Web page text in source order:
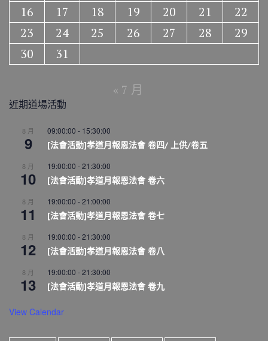
16
17 18 19 20 21
22
23
24 25 26 27 28
29
30
31
« 7 月
近期道場活動
8 月
9
09:00:00 - 15:30:00
[法會活動]孝道月報恩法會 卷四/ 上供/卷五
8 月
10
19:00:00 -21:30:00
[法會活動]孝道月報恩法會 卷六
8 月
11
19:00:00 -21:00:00
[法會活動]孝道月報恩法會 卷七
8 月
12
19:00:00 -21:30:00
[法會活動]孝道月報恩法會 卷八
8 月
13
19:00:00 -21:30:00
[法會活動]孝道月報恩法會 卷九
View Calendar